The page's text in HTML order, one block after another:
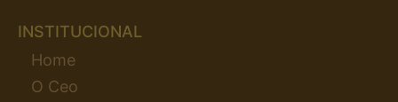
INSTITUCIONAL
Home
O Ceo